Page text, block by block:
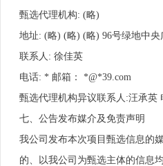
甄选代理机构: (略)
地址: (略) (略) (略) 96号绿地中央
联系人: 徐佳英
电话: * 邮箱： *@*39.com
甄选代理机构异议联系人:汪承英
七、公告发布媒介及免责声明
我公司发布本次项目甄选信息的
的、以我公司为甄选主体的信息